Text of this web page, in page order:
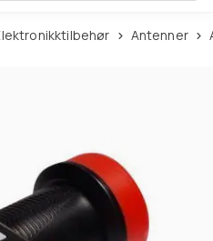
Elektronikktilbehør Antenner